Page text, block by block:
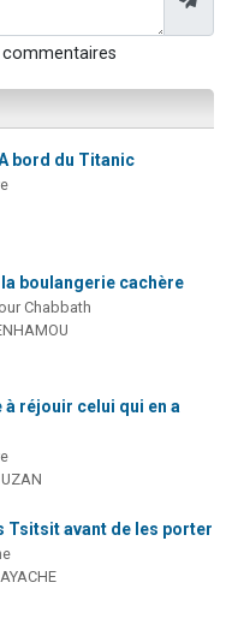
bord du Titanic
la boulangerie cachère
Chabbath
à réjouir celui qui en a
Tsitsit avant de les porter